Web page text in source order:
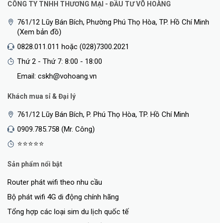
CÔNG TY TNHH THƯƠNG MẠI - ĐẦU TƯ VÕ HOÀNG
761/12 Lũy Bán Bích, Phường Phú Thọ Hòa, TP. Hồ Chí Minh
(Xem bản đồ)
0828.011.011 hoặc (028)7300.2021
Thứ 2 - Thứ 7: 8:00 - 18:00
Email: cskh@vohoang.vn
Khách mua sỉ & Đại lý
761/12 Lũy Bán Bích, P. Phú Thọ Hòa, TP. Hồ Chí Minh
0909.785.758 (Mr. Công)
⭐⭐⭐⭐⭐
Sản phẩm nổi bật
Router phát wifi theo nhu cầu
Bộ phát wifi 4G di động chính hãng
Tổng hợp các loại sim du lịch quốc tế